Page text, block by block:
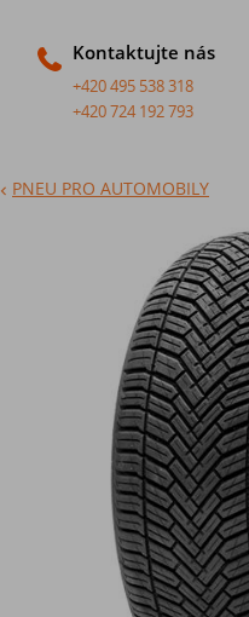
Kontaktujte nás
+420 495 538 318
+420 724 192 793
PNEU PRO AUTOMOBILY